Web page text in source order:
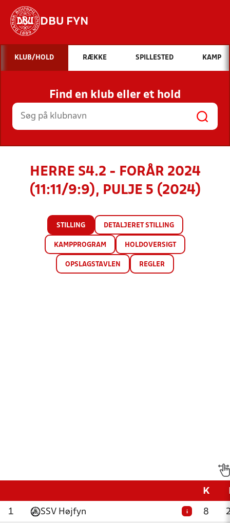
DBU FYN
Hvad vil du søge efter?
INDHOLD OG NYHEDER
STILLINGER, RESULTATER, KLUBBER OG
HOLD
KLUB/HOLD RÆKKE SPILLESTED KAMP
Find en klub eller et hold
HERRE S4.2 - FORÅR 2024
(11:11/9:9), PULJE 5 (2024)
STILLING DETALJERET STILLING
KAMPPROGRAM HOLDOVERSIGT
OPSLAGSTAVLEN REGLER
K
1 SSV Højfyn i 8